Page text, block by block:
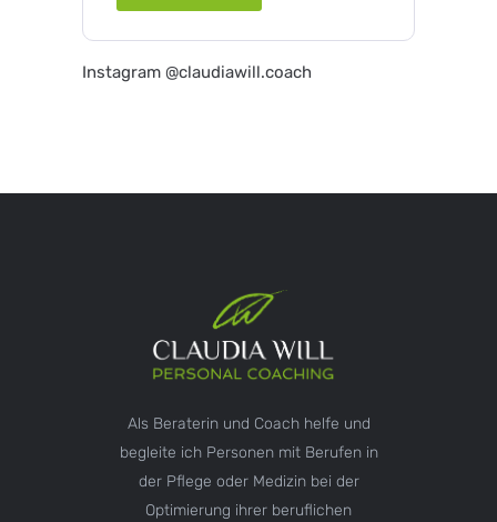
Instagram @claudiawill.coach
Als Beraterin und Coach helfe und
begleite ich Personen mit Berufen in
der Pflege oder Medizin bei der
Optimierung ihrer beruflichen